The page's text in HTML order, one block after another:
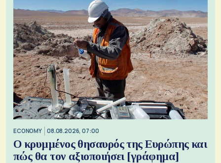
ECONOMY 08.08.2026, 07:00
Ο κρυμμένος θησαυρός της Ευρώπης και
πώς θα τον αξιοποιήσει [γράφημα]